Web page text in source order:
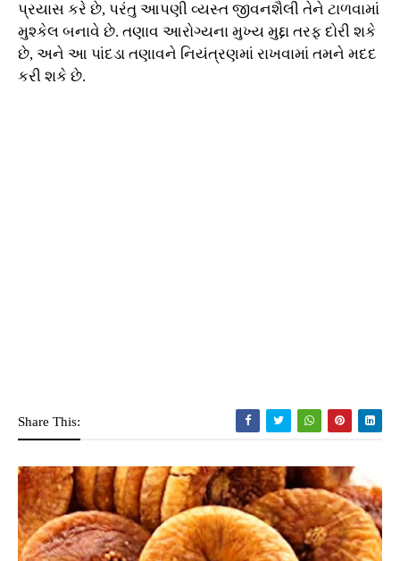
પ્રયાસ કરે છે, પરંતુ આપણી વ્યસ્ત જીવનશૈલી તેને ટાળવામાં
મુશ્કેલ બનાવે છે. તણાવ આરોગ્યના મુખ્ય મુદ્દા તરફ દોરી શકે
છે, અને આ પાંદડા તણાવને નિયંત્રણમાં રાખવામાં તમને મદદ
કરી શકે છે.
Share This: